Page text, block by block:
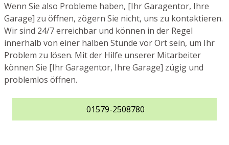
Wenn Sie also Probleme haben, [Ihr Garagentor, Ihre
Garage] zu öffnen, zögern Sie nicht, uns zu kontaktieren.
Wir sind 24/7 erreichbar und können in der Regel
innerhalb von einer halben Stunde vor Ort sein, um Ihr
Problem zu lösen. Mit der Hilfe unserer Mitarbeiter
können Sie [Ihr Garagentor, Ihre Garage] zügig und
problemlos öffnen.
01579-2508780